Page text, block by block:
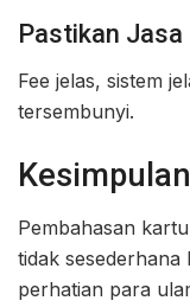
Pastikan
Fee jelas, sistem
tersembunyi.
Kesimpulan
Pembahasan
tidak sesederhana
perhatian para